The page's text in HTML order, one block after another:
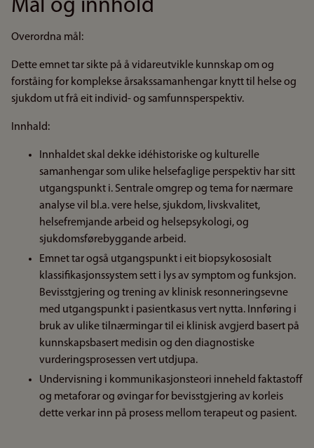
Mål og innhold
Overordna mål:
Dette emnet tar sikte på å vidareutvikle kunnskap om og
forståing for komplekse årsakssamanhengar knytt til helse og
sjukdom ut frå eit individ- og samfunnsperspektiv.
Innhald:
Innhaldet skal dekke idéhistoriske og kulturelle
samanhengar som ulike helsefaglige perspektiv har sitt
utgangspunkt i. Sentrale omgrep og tema for nærmare
analyse vil bl.a. vere helse, sjukdom, livskvalitet,
helsefremjande arbeid og helsepsykologi, og
sjukdomsførebyggande arbeid.
Emnet tar også utgangspunkt i eit biopsykososialt
klassifikasjonssystem sett i lys av symptom og funksjon.
Bevisstgjering og trening av klinisk resonneringsevne
med utgangspunkt i pasientkasus vert nytta. Innføring i
bruk av ulike tilnærmingar til ei klinisk avgjerd basert på
kunnskapsbasert medisin og den diagnostiske
vurderingsprosessen vert utdjupa.
Undervisning i kommunikasjonsteori inneheld faktastoff
og metaforar og øvingar for bevisstgjering av korleis
dette verkar inn på prosess mellom terapeut og pasient.